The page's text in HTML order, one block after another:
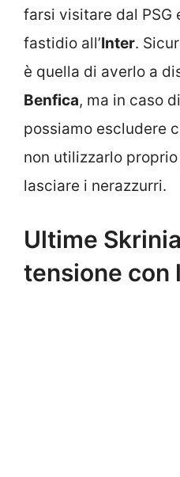
farsi visitare dal PSG
fastidio all’Inter.
è quella di averlo a
Benfica, ma in caso
possiamo escludere
non utilizzarlo
lasciare i nerazzurri.
Ultime
tensione con